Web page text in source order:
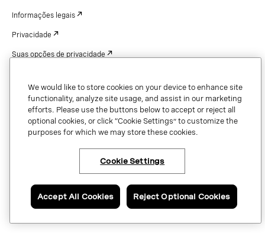
Copyright © 2026 Vonage. All rights reserved. VONAGE®, the V logo (
®),
and other Vonage marks are registered trademarks of Vonage or its affiliates
in the United States and other countries.
Informações legais
Privacidade
Suas opções de privacidade
Patentes
Copyright
Segurança e confiança
We would like to store cookies on your device to enhance site
functionality, analyze site usage, and assist in our marketing
efforts. Please use the buttons below to accept or reject all
optional cookies, or click “Cookie Settings” to customize the
purposes for which we may store these cookies.
Cookie Settings
Reject Optional Cookies
Accept All Cookies